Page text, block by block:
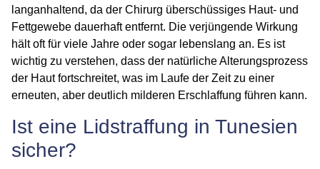
langanhaltend, da der Chirurg überschüssiges Haut- und
Fettgewebe dauerhaft entfernt. Die verjüngende Wirkung
hält oft für viele Jahre oder sogar lebenslang an. Es ist
wichtig zu verstehen, dass der natürliche Alterungsprozess
der Haut fortschreitet, was im Laufe der Zeit zu einer
erneuten, aber deutlich milderen Erschlaffung führen kann.
Ist eine Lidstraffung in Tunesien
sicher?